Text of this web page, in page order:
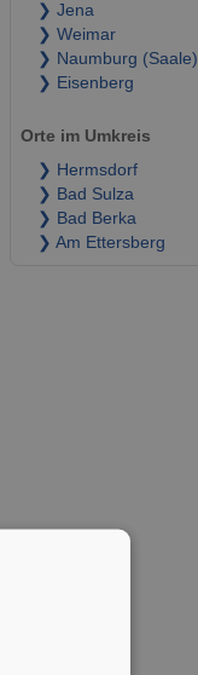
❯ Jena
❯ Weimar
❯ Naumburg (Saale)
❯ Eisenberg
Orte im Umkreis
❯ Hermsdorf
❯ Bad Sulza
❯ Bad Berka
❯ Am Ettersberg